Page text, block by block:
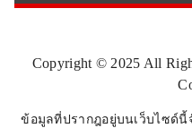
Copyright © 2025 All
ข้อมูลที่ปรากฎอยู่บนเว็บไซด์นี้